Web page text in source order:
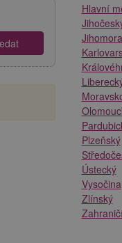
Hlavní
Plzeňský
Ústecký
Vysočina
Zlínský